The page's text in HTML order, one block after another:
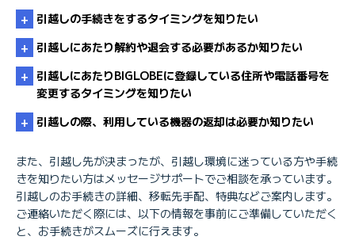
引越しの手続きをするタイミングを知りたい
引越しにあたり解約や退会する必要があるか知りたい
引越しにあたりBIGLOBEに登録している住所や電話番号を
変更するタイミングを知りたい
引越しにあたりBIGLOBEに登録している住所や電話番号を
変更するタイミングを知りたい
引越しの際、利用している機器の返却は必要か知りたい
BIGLOBE光 引越しの際、利用している機器の返却は必要
ですか
また、引越し先が決まったが、引越し環境に迷っている方や手続
きを知りたい方はメッセージサポートでご相談を承っています。
引越しのお手続きの詳細、移転先手配、特典などご案内します。
ご連絡いただく際には、以下の情報を事前にご準備していただく
と、お手続きがスムーズに行えます。